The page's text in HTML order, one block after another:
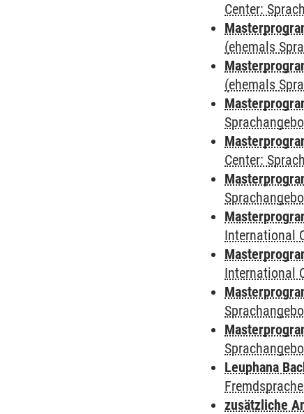
Center:
(ehemals
(ehemals
Center:
International
International
Leuphana
zusätzliche